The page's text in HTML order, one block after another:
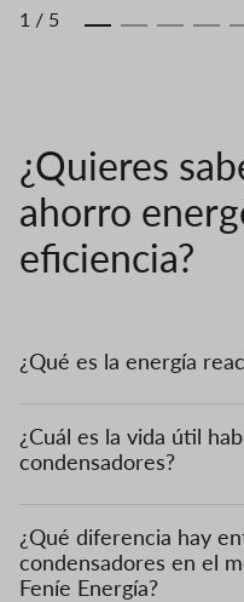
1 / 5
¿Quieres
ahorro
eficiencia?
¿Qué es la energía
¿Cuál es la vida útil
condensadores?
¿Qué diferencia hay
condensadores en el
Feníe Energía?